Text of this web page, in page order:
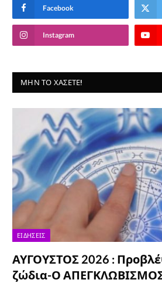
Facebook
Instagram
ΜΗΝ ΤΟ ΧΆΣΕΤΕ!
ΕΙΔΉΣΕΙΣ
ΑΥΓΟΥΣΤΟΣ 2026 :
ζώδια-Ο